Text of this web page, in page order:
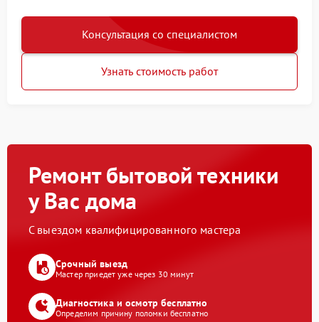
Консультация со специалистом
Узнать стоимость работ
Ремонт бытовой техники
у Вас дома
С выездом квалифицированного мастера
Срочный выезд
Мастер приедет уже через 30 минут
Диагностика и осмотр бесплатно
Определим причину поломки бесплатно